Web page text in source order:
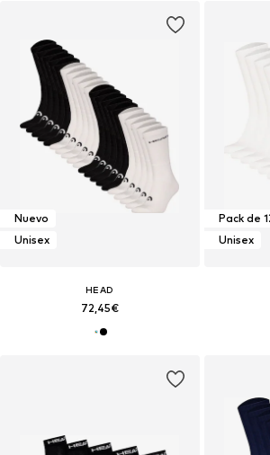
Nuevo
Unisex
HEAD
72,45€
Pack de
Unisex